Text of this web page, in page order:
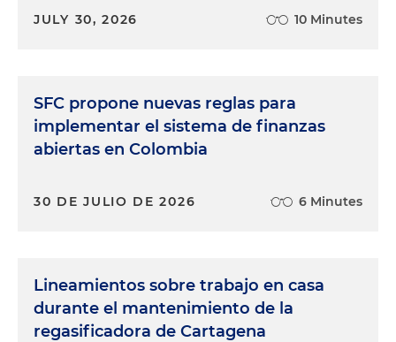
JULY 30, 2026 10 Minutes
SFC propone nuevas reglas para
implementar el sistema de finanzas
abiertas en Colombia
30 DE JULIO DE 2026 6 Minutes
Lineamientos sobre trabajo en casa
durante el mantenimiento de la
regasificadora de Cartagena